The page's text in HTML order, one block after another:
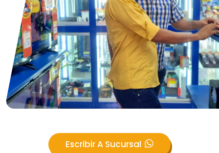
Escribir A Sucursal